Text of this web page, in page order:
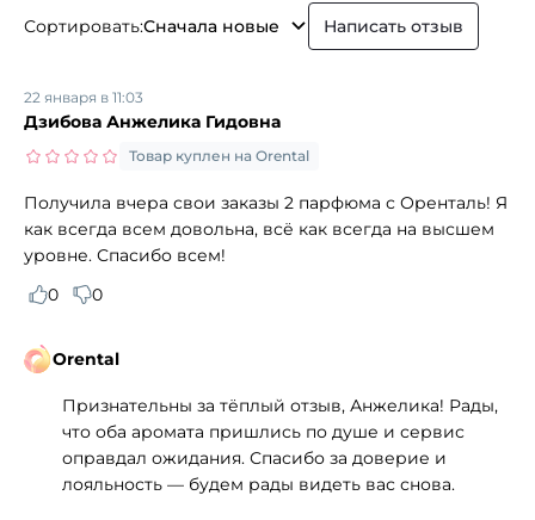
Сортировать:Сначала новые Написать отзыв
Дзибова Анжелика Гидовна
22 января в 11:03
Товар куплен на Orental
Получила вчера свои заказы 2 парфюма с Оренталь! Я
как всегда всем довольна, всё как всегда на высшем
уровне. Спасибо всем!
0
0
Orental
Признательны за тёплый отзыв, Анжелика! Рады,
что оба аромата пришлись по душе и сервис
оправдал ожидания. Спасибо за доверие и
лояльность — будем рады видеть вас снова.